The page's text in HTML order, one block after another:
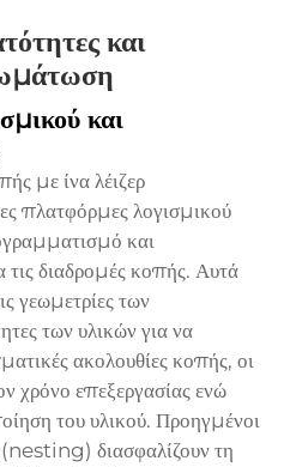
και
και
με ίνα λέιζερ
πλατφόρμες λογισμικού
και
τις διαδρομές κοπής. Αυτά
γεωμετρίες των
των υλικών για να
ακολουθίες κοπής, οι
χρόνο επεξεργασίας ενώ
του υλικού. Προηγμένοι
διασφαλίζουν τη